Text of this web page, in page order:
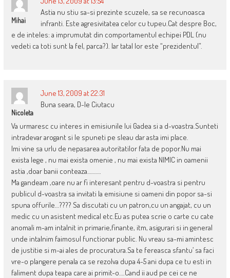
Mihai
Astia nu stiu sa-si prezinte scuzele, sa se recunoasca
infranti. Este agresivitatea celor cu tupeu.Cat despre Boc,
e de inteles: a imprumutat din comportamentul echipei PDL (nu
vedeti ca toti sunt la fel, parca?). Iar tatal lor este “prezidentul”.
Nicoleta
June 13, 2009 at 22:31
Buna seara, D-le Ciutacu
Va urmaresc cu interes in emisiunile lui Gadea si a d-voastra.Sunteti
intradevar arogant si le spuneti pe sleau dar asta imi place.
Imi vine sa urlu de nepasarea autoritatilor fata de popor.Nu mai
exista lege , nu mai exista omenie , nu mai exista NIMIC in oamenii
astia ,doar banii conteaza……….
Ma gandeam ,oare nu ar fi interesant pentru d-voastra si pentru
publicul d-voastra sa invitati la emisiune si oameni din popor sa-si
spuna offurile…???? Sa discutati cu un patron,cu un angajat, cu un
medic cu un asistent medical etc.Eu as putea scrie o carte cu cate
anomali m-am intalnit in primarie,finante, itm, asigurari si in general
unde intalnim faimosul functionar public. Nu vreau sa-mi amintesc
de justitie si m-ai ales de procuratura.Sa te fereasca sfantu’ sa faci
vre-o plangere penala ca se rezolva dupa 4-5 ani dupa ce tu esti in
faliment dupa teapa care ai primit-o….Cand ii aud pe cei ce ne